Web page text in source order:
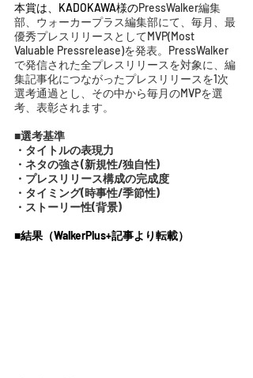
本賞は、KADOKAWA様のPressWalker編集
部、ウォーカープラス編集部にて、毎月、最
優秀プレスリリースとしてMVP(Most
Valuable Pressrelease)を発表。PressWalker
で発信された全プレスリリースを対象に、編
集記事化につながったプレスリリースを1次
選考通過とし、その中から毎月のMVPを選
考、表彰されます。
■選考基準
・タイトルの表現力
・ネタの強さ(新規性/独自性)
・プレスリリース構成の完成度
・タイミング(時事性/季節性)
・ストーリー性(背景)
■結果（WalkerPlus+記事より転載）